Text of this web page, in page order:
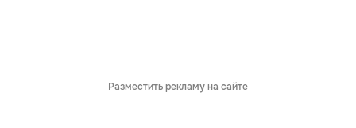
Разместить рекламу на сайте